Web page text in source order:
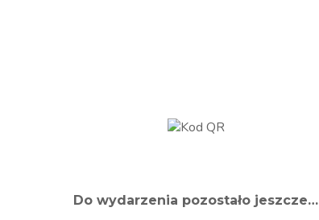
Do wydarzenia pozostało jeszcze…